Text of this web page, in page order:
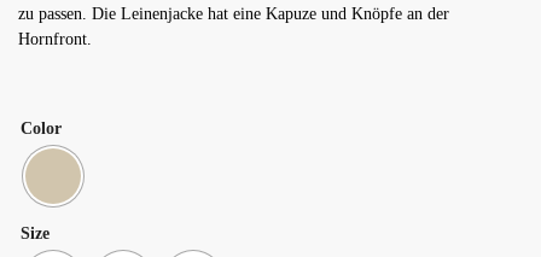
zu passen. Die Leinenjacke hat eine Kapuze und Knöpfe an der
Hornfront.
Color
Size